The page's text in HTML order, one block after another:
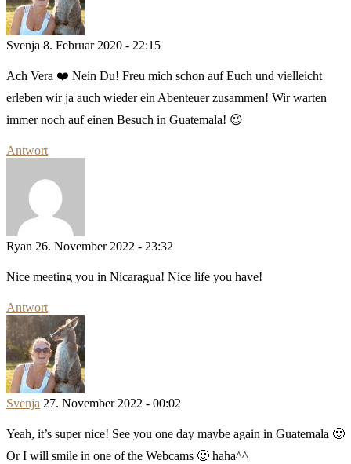
Svenja 8. Februar 2020 - 22:15
Ach Vera ❤️ Nein Du! Freu mich schon auf Euch und vielleicht
erleben wir ja auch wieder ein Abenteuer zusammen! Wir warten
immer noch auf einen Besuch in Guatemala! 😉
Antwort
Ryan 26. November 2022 - 23:32
Nice meeting you in Nicaragua! Nice life you have!
Antwort
Svenja 27. November 2022 - 00:02
Yeah, it’s super nice! See you one day maybe again in Guatemala 🙂
Or I will smile in one of the Webcams 🙂 haha^^